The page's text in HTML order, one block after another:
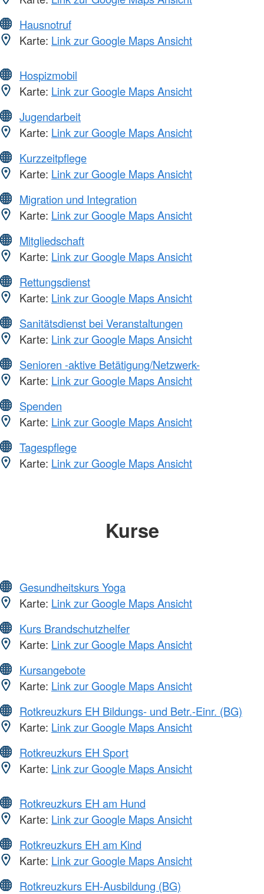
Hausnotruf
Karte: Link zur Google Maps Ansicht
Hospizmobil
Karte: Link zur Google Maps Ansicht
Jugendarbeit
Karte: Link zur Google Maps Ansicht
Kurzzeitpflege
Karte: Link zur Google Maps Ansicht
Migration und Integration
Karte: Link zur Google Maps Ansicht
Mitgliedschaft
Karte: Link zur Google Maps Ansicht
Rettungsdienst
Karte: Link zur Google Maps Ansicht
Sanitätsdienst bei Veranstaltungen
Karte: Link zur Google Maps Ansicht
Senioren -aktive Betätigung/Netzwerk-
Karte: Link zur Google Maps Ansicht
Spenden
Karte: Link zur Google Maps Ansicht
Tagespflege
Karte: Link zur Google Maps Ansicht
Kurse
Gesundheitskurs Yoga
Karte: Link zur Google Maps Ansicht
Kurs Brandschutzhelfer
Karte: Link zur Google Maps Ansicht
Kursangebote
Karte: Link zur Google Maps Ansicht
Rotkreuzkurs EH Bildungs- und Betr.-Einr. (BG)
Karte: Link zur Google Maps Ansicht
Rotkreuzkurs EH Sport
Karte: Link zur Google Maps Ansicht
Rotkreuzkurs EH am Hund
Karte: Link zur Google Maps Ansicht
Rotkreuzkurs EH am Kind
Karte: Link zur Google Maps Ansicht
Rotkreuzkurs EH-Ausbildung (BG)